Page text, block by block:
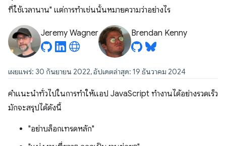
ที่ใช้เวลานาน" แต่การทำเช่นนั้นหมายความว่าอย่างไร
Jeremy Wagner Brendan Kenny
เผยแพร่: 30 กันยายน 2022, อัปเดตล่าสุด: 19 ธันวาคม 2024
คำแนะนำทั่วไปในการทำให้แอป JavaScript ทำงานได้อย่างรวดเร็ว
มักจะสรุปได้ดังนี้
"อย่าบล็อกเทรดหลัก"